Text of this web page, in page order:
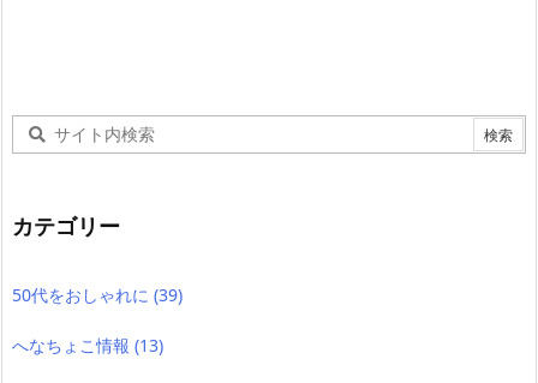
カテゴリー
50代をおしゃれに (39)
へなちょこ情報 (13)